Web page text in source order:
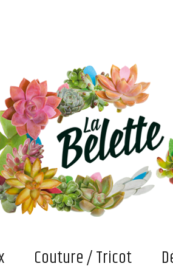
et confections "fait main" qui attendent maintenant
Couture / Tricot